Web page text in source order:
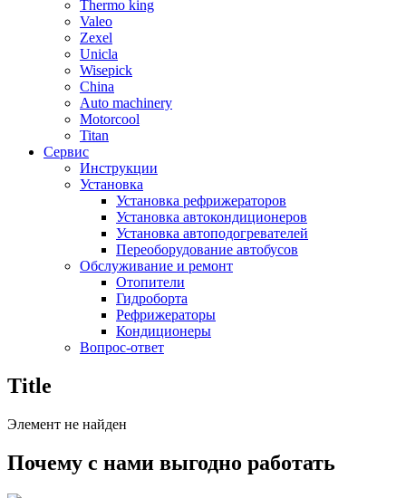
Thermo king
Valeo
Zexel
Unicla
Wisepick
China
Auto machinery
Motorcool
Titan
Сервис
Инструкции
Установка
Установка рефрижераторов
Установка автокондиционеров
Установка автоподогревателей
Переоборудование автобусов
Обслуживание и ремонт
Отопители
Гидроборта
Рефрижераторы
Кондиционеры
Вопрос-ответ
Title
Элемент не найден
Почему с нами выгодно работать